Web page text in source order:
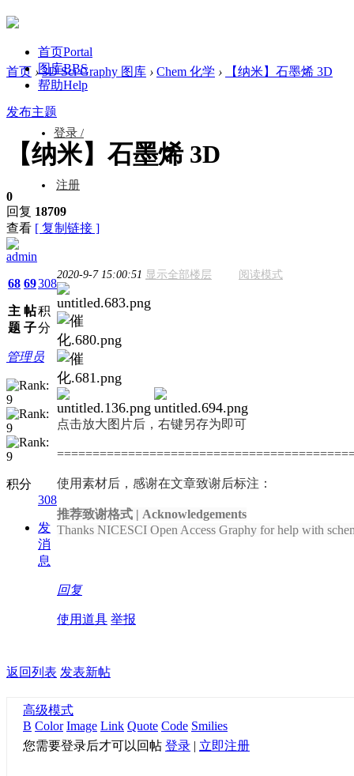
首页Portal
图库BBS
帮助Help
登录 /
注册
首页 › 3D Sci Graphy 图库 › Chem 化学 › 【纳米】石墨烯 3D
发布主题
【纳米】石墨烯 3D
0
回复 18709
查看 [ 复制链接 ]
admin
68
主
题
69
帖
子
308
积
分
管理员
积分
308
发
消
息
2020-9-7 15:00:51 显示全部楼层 阅读模式
点击放大图片后，右键另存为即可
使用素材后，感谢在文章致谢后标注：
推荐致谢格式 | Acknowledgements
Thanks NICESCI Open Access Graphy for help with
回复
使用道具 举报
返回列表 发表新帖
高级模式
B Color Image Link Quote Code Smilies
您需要登录后才可以回帖 登录 | 立即注册